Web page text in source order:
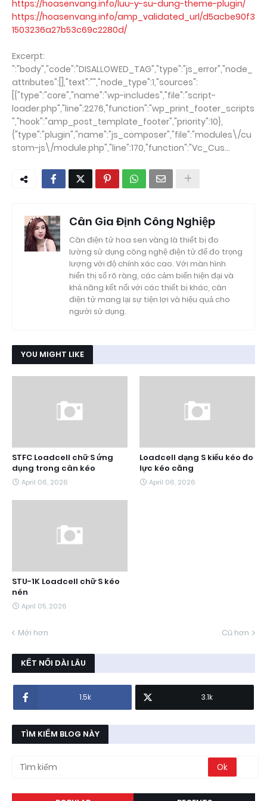
https://hoasenvang.info/luu-y-su-dung-theme-plugin/
https://hoasenvang.info/amp_validated_url/d5acbe90f3
1503236a27b53c69c2280d/
Excerpt:
":"body","code":"DISALLOWED_TAG","type":"js_error","node_
attributes":[],"text":"","node_type":1,"sources":
[{"type":"core","name":"wp-includes","file":"script-
loader.php","line":2276,"function":"wp_print_footer_scripts
","hook":"amp_post_template_footer","priority":10},
{"type":"plugin","name":"js_composer","file":"modules\/cu
stom-js\/module.php","line":170,"function":"Vc_Cus...
Cân Gia Định Công Nghiệp
Cân điện tử hoa sen vàng là thiết bị đo
lường sử dụng công nghệ điện tử để đo trọng
lượng với độ chính xác cao. Với màn hình
hiển thị số rõ ràng, các cảm biến hiện đại và
khả năng kết nối với các thiết bị khác, cân
điện tử mang lại sự tiện lợi và hiệu quả cho
người sử dụng.
YOU MIGHT LIKE
STFC Loadcell chữ S ứng
dụng trong cân kéo
April 06, 2026
Loadcell dạng S kiểu kéo đo
lực kéo căng
April 06, 2026
STU-1K Loadcell chữ S kéo
nén
April 05, 2026
Mới hơn Cũ hơn
KẾT NỐI DÀI LÂU
1.5k 3.1k
TÌM KIẾM BLOG NÀY